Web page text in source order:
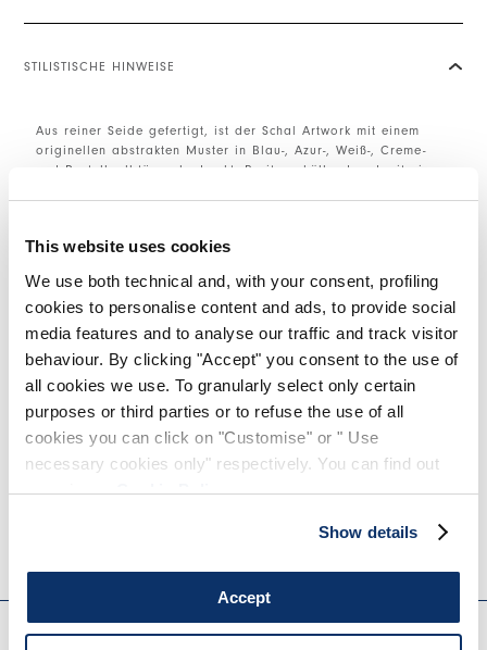
This website uses cookies
We use both technical and, with your consent, profiling
cookies to personalise content and ads, to provide social
media features and to analyse our traffic and track visitor
behaviour. By clicking "Accept" you consent to the use of
all cookies we use. To granularly select only certain
purposes or third parties or to refuse the use of all
cookies you can click on "Customise" or " Use
necessary cookies only" respectively. You can find out
more in ourCookie Policy.
Show details
Accept
STILISTISCHE HINWEISE
Aus reiner Seide gefertigt, ist der Schal Artwork mit einem
originellen abstrakten Muster in Blau-, Azur-, Weiß-, Creme-
und Pastellgelbtönen bedruckt. Breit, umhüllend und mit einer
Enden mit einer feinen Fransen versehen. Detail mit Logoband
• 100 % Seide.
GRÖSSE & PASSFORM
EINZELHEITEN ZUM PRODUKT
EVERYDAY COUTURE